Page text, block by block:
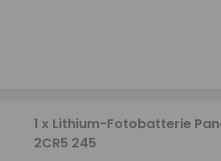
1 x Lithium-Fotobatterie
2CR5 245